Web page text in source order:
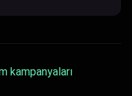
kampanyaları